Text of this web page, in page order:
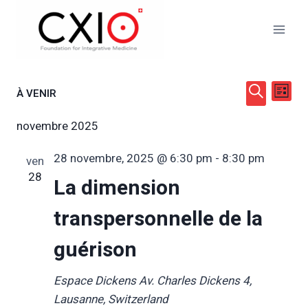
contenu
de
LISTE
À VENIR
une
novembre 2025
ven
28
28 novembre, 2025 @ 6:30 pm - 8:30 pm
La dimension
transpersonnelle de la
guérison
Espace DickensAv. Charles Dickens 4,
Lausanne, Switzerland